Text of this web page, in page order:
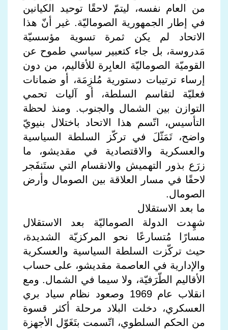
من العام نفسه، ليتمّ لاحقًا توحيد الكيانين
في إطار الجمهورية الصوماليّة. غير أنّ هذا
الاتحاد لم يكن ثمرة تسوية مؤسسيّة
مَدروسة، بل جاء كتعبير سياسي طموح عن
القوميّة الصوماليّة العابِرة للأقاليم، من دون
إرساء ترتيبات دستورية مُلزِمَة، أو ضمانات
فعليّة لتقاسم السلطة، أو آليات تحمي
التوازن بين الشمال والجنوب. ومنذ لحظة
التأسيس، اتّسم هذا الاتحاد باختلال بنيويّ
واضح، تَمَثّلَ في تركّز السلطة السياسية
والعسكرية والاقتصادية في مقديشو، ما
زرَع بذور التهميش والانقسام التي ستَنفَجر
لاحقًا في مسار العلاقة بين الصومال وأرض
الصومال.
ما بعد الاستقلال
شهِدت الدولة الصوماليّة بعد الاستقلال
مسارًا مُتسارعًا نحو المركزيّة الشديدة،
حيث تركّزت السلطة السياسية والعسكرية
والإدارية في العاصمة مقديشو، على حساب
الأقاليم الطّرَفيّة، ولا سيما في الشمال. ومع
انقلاب عام 1969 وصعود نظام سياد بري
العسكري، دخلت البلاد مرحلة أكثر قسوة
من الحكم السلطوي، اتّسمت بتَغَوّل الأجهزة